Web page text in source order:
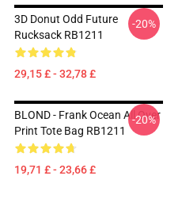
3D Donut Odd Future
Rucksack RB1211
29,15 £ - 32,78 £
-20%
BLOND - Frank Ocean All Over
Print Tote Bag RB1211
19,71 £ - 23,66 £
-20%